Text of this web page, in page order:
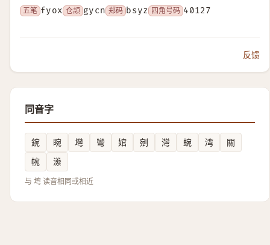
五笔 fyox 仓颉 gycn 郑码 bsyz 四角号码 40127
反馈
同音字
鋺 睕 壪 彎 婠 剜 灣 蜿 湾
關
帵
潫
与 塆 读音相同或相近